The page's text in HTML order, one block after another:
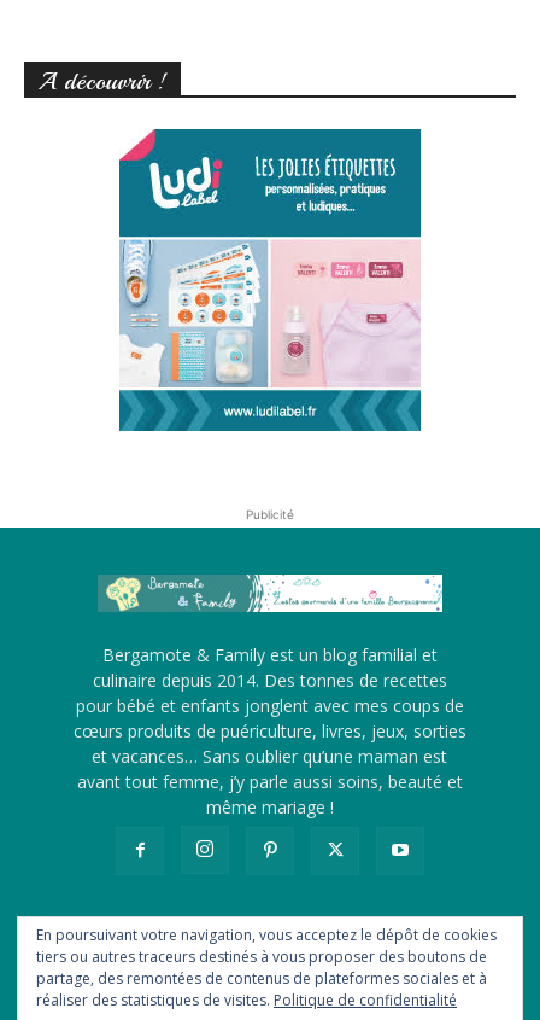
A découvrir !
Publicité
Bergamote & Family est un blog familial et
culinaire depuis 2014. Des tonnes de recettes
pour bébé et enfants jonglent avec mes coups de
cœurs produits de puériculture, livres, jeux, sorties
et vacances… Sans oublier qu’une maman est
avant tout femme, j’y parle aussi soins, beauté et
même mariage !
A propos Me contacter
Revue de presse
Ils me font confiance
Statistiques Newsletter
Flux RSS
En poursuivant votre navigation, vous acceptez le dépôt de cookies
tiers ou autres traceurs destinés à vous proposer des boutons de
partage, des remontées de contenus de plateformes sociales et à
réaliser des statistiques de visites. Politique de confidentialité